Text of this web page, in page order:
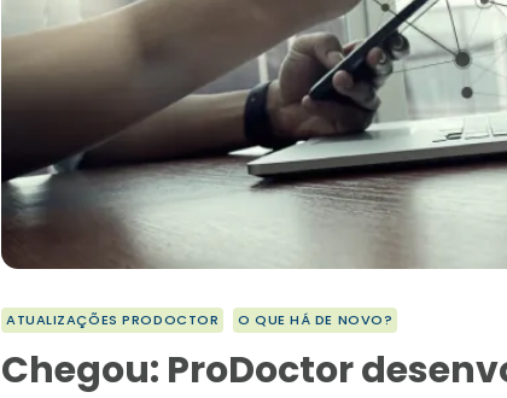
ATUALIZAÇÕES PRODOCTOR O QUE HÁ DE NOVO?
Chegou: ProDoctor